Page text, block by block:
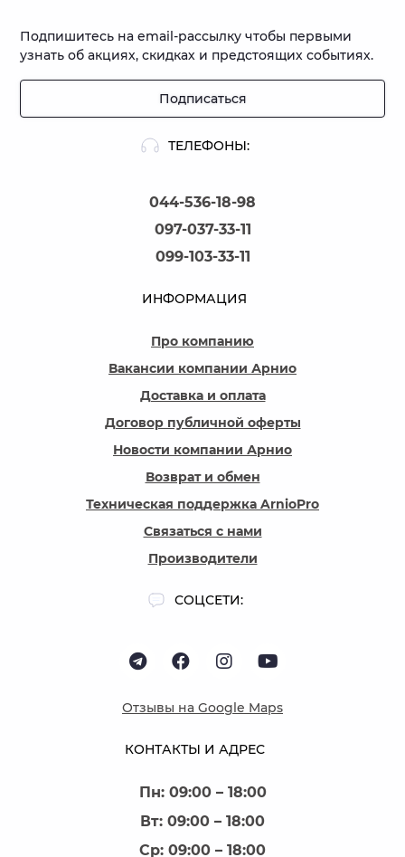
ТЕЛЕФОНЫ:
044-536-18-98
097-037-33-11
099-103-33-11
Подпишитесь на email-рассылку чтобы первыми
узнать об акциях, скидках и предстоящих событиях.
Подписаться
КОНТАКТЫ И АДРЕС
Пн: 09:00 – 18:00
Вт: 09:00 – 18:00
Ср: 09:00 – 18:00
ИНФОРМАЦИЯ
Про компанию
Вакансии компании Арнио
Доставка и оплата
Договор публичной оферты
Новости компании Арнио
Возврат и обмен
Техническая поддержка ArnioPro
Связаться с нами
Производители
СОЦСЕТИ:
Отзывы на Google Maps